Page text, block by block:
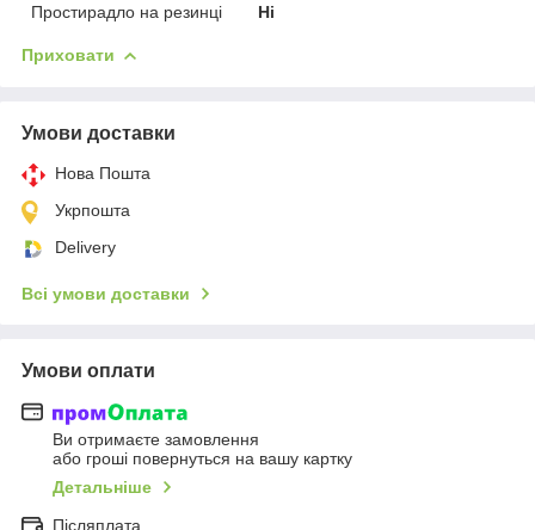
Простирадло на резинці
Ні
Приховати
Умови доставки
Нова Пошта
Укрпошта
Delivery
Всі умови доставки
Умови оплати
Ви отримаєте замовлення
або гроші повернуться на вашу картку
Детальніше
Післяплата